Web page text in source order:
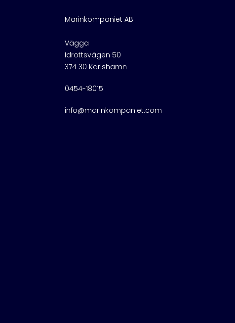
Marinkompaniet AB
Vägga
Idrottsvägen 50
374 30 Karlshamn
0454-18015
info@marinkompaniet.com